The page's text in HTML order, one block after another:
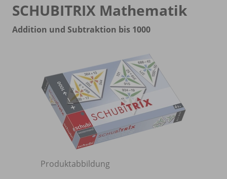
SCHUBITRIX Mathematik
Addition und Subtraktion bis 1000
Produktabbildung